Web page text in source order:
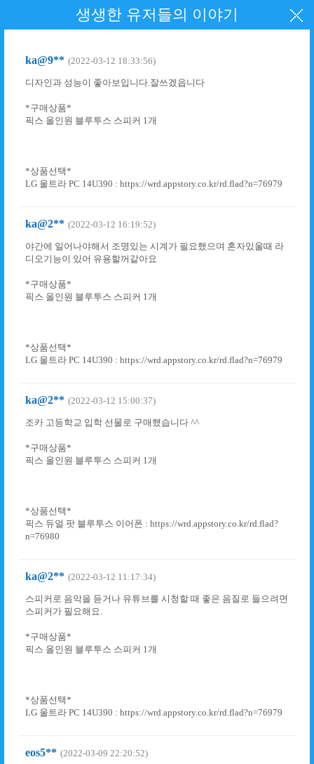
생생한 유저들의 이야기
ka@9** (2022-03-12 18:33:56)
디자인과 성능이 좋아보입니다.잘쓰겠읍니다
*구매상품*
픽스 올인원 블루투스 스피커 1개
*상품선택*
LG 울트라 PC 14U390 : https://wrd.appstory.co.kr/rd.flad?n=76979
ka@2** (2022-03-12 16:19:52)
야간에 일어나야해서 조명있는 시계가 필요했으며 혼자있울때 라
디오기능이 있어 유용할꺼같아요
*구매상품*
픽스 올인원 블루투스 스피커 1개
*상품선택*
LG 울트라 PC 14U390 : https://wrd.appstory.co.kr/rd.flad?n=76979
ka@2** (2022-03-12 15:00:37)
조카 고등학교 입학 선물로 구매했습니다 ^^
*구매상품*
픽스 올인원 블루투스 스피커 1개
*상품선택*
픽스 듀얼 팟 블루투스 이어폰 : https://wrd.appstory.co.kr/rd.flad?
n=76980
ka@2** (2022-03-12 11:17:34)
스피커로 음악을 듣거나 유튜브를 시청할 때 좋은 음질로 들으려면
스피커가 필요해요.
*구매상품*
픽스 올인원 블루투스 스피커 1개
*상품선택*
LG 울트라 PC 14U390 : https://wrd.appstory.co.kr/rd.flad?n=76979
eos5** (2022-03-09 22:20:52)